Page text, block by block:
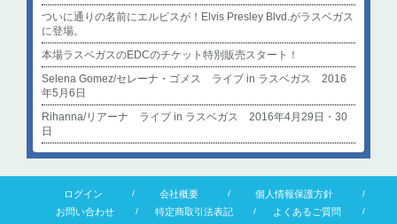
ついに通りの名前にエルビスが！Elvis Presley Blvd.がラスベガス
に登場。
本場ラスベガスのEDCのチケット特別販売スタート！
Selena Gomez/セレーナ・ゴメス ライブ in ラスベガス 2016
年5月6日
Rihanna/リアーナ ライブ in ラスベガス 2016年4月29日・30
日
ログイン 会社概要
個人情報保護方針
お問い合わせ
特定商取引法表記
よくあるご質問